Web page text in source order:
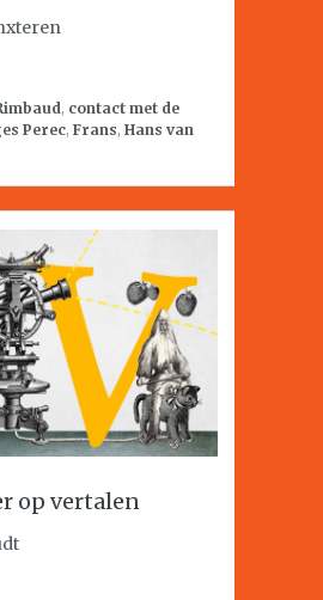
, contact met de
Perec, Frans, Hans van
op vertalen